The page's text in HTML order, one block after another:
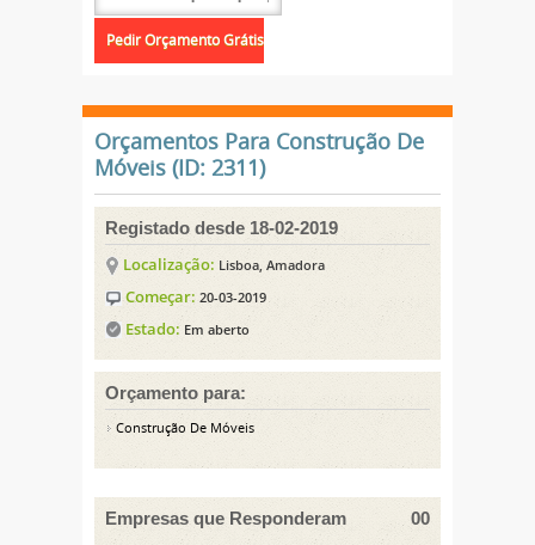
Orçamentos Para Construção De
Móveis (ID: 2311)
Registado desde 18-02-2019
Localização: Lisboa, Amadora
Começar: 20-03-2019
Estado: Em aberto
Orçamento para:
Construção De Móveis
Empresas que Responderam 00